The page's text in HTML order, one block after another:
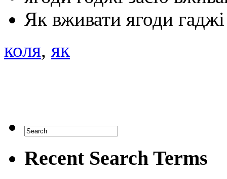
Як вживати ягоди гаджі
коля, як
Recent Search Terms